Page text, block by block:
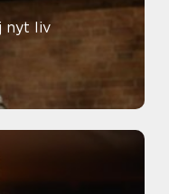
nyt liv